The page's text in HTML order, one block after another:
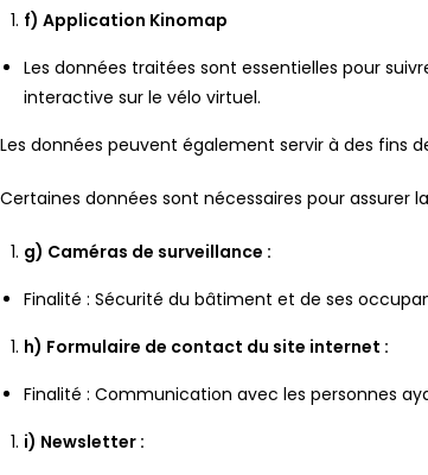
f) Application Kinomap
Les données traitées sont essentielles pour
interactive sur le vélo virtuel.
Les données peuvent également servir à des fins
Certaines données sont nécessaires pour assurer
g) Caméras de surveillance :
Finalité : Sécurité du bâtiment et de ses
h) Formulaire de contact du site internet :
Finalité : Communication avec les personnes
i) Newsletter :